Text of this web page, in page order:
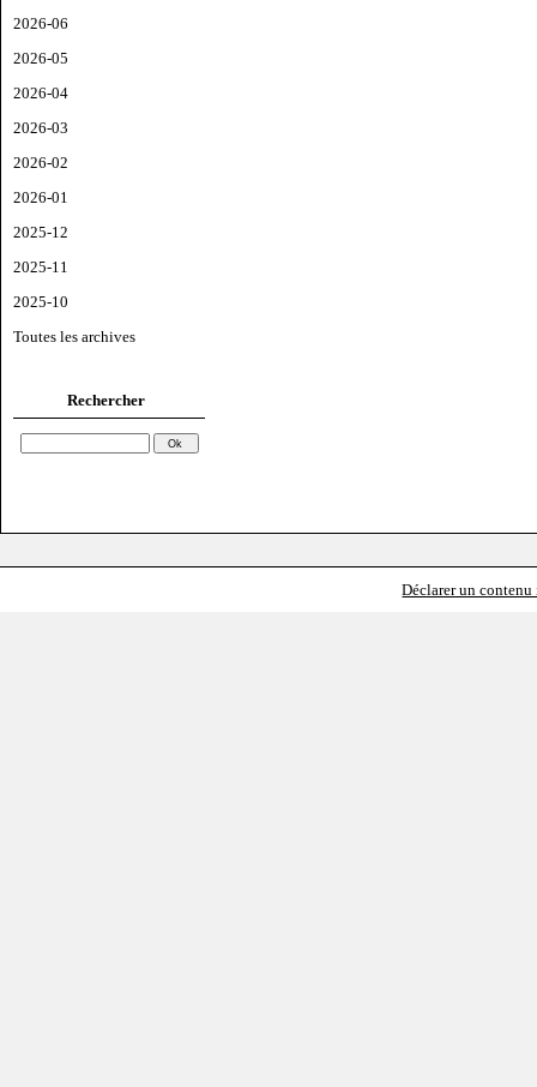
2026-06
2026-05
2026-04
2026-03
2026-02
2026-01
2025-12
2025-11
2025-10
Toutes les archives
Rechercher
Déclarer un